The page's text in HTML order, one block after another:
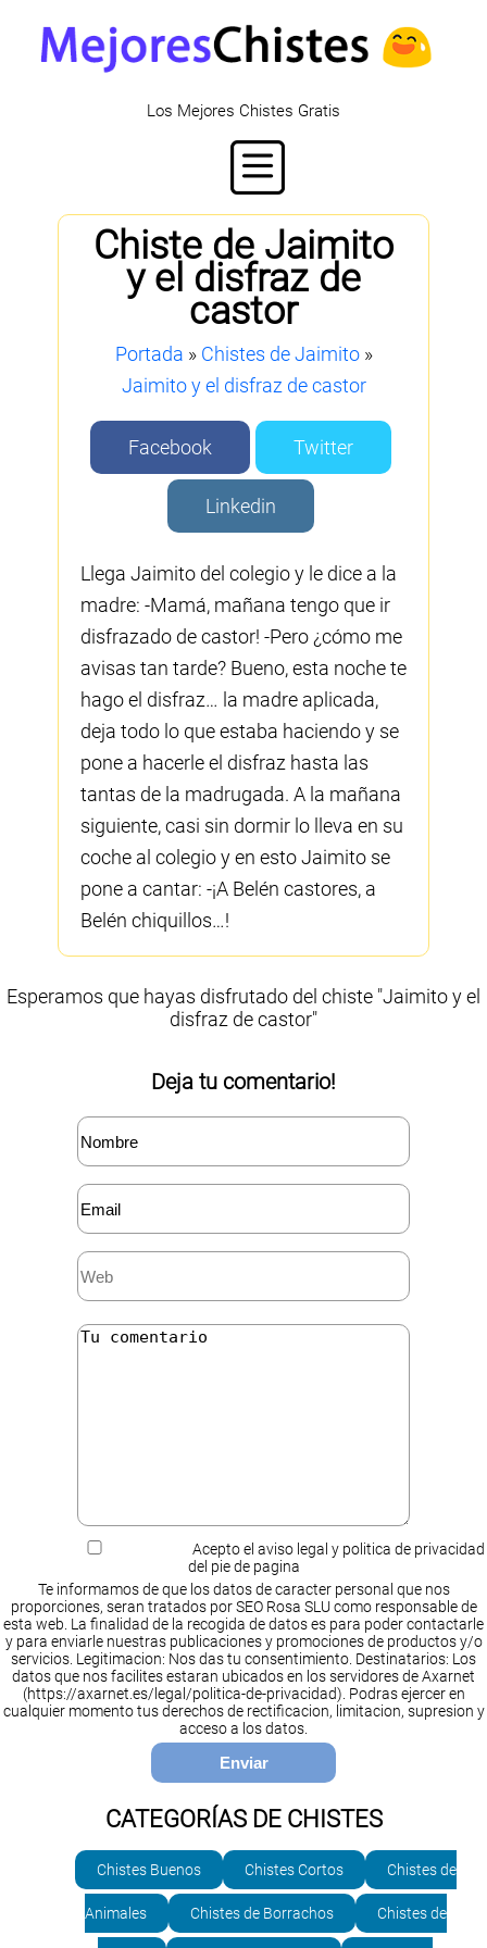
Los Mejores Chistes Gratis
Chiste de Jaimito
y el disfraz de
castor
Portada » Chistes de Jaimito»
Jaimito y el disfraz de castor
Facebook Twitter
Linkedin
Llega Jaimito del colegio y le dice a la
madre: -Mamá, mañana tengo que ir
disfrazado de castor! -Pero ¿cómo me
avisas tan tarde? Bueno, esta noche te
hago el disfraz… la madre aplicada,
deja todo lo que estaba haciendo y se
pone a hacerle el disfraz hasta las
tantas de la madrugada. A la mañana
siguiente, casi sin dormir lo lleva en su
coche al colegio y en esto Jaimito se
pone a cantar: -¡A Belén castores, a
Belén chiquillos…!
Esperamos que hayas disfrutado del chiste "Jaimito y el
disfraz de castor"
Deja tu comentario!
Acepto el aviso legal y politica de privacidad
del pie de pagina
Te informamos de que los datos de caracter personal que nos
proporciones, seran tratados por SEO Rosa SLU como responsable de
esta web. La finalidad de la recogida de datos es para poder contactarle
y para enviarle nuestras publicaciones y promociones de productos y/o
servicios. Legitimacion: Nos das tu consentimiento. Destinatarios: Los
datos que nos facilites estaran ubicados en los servidores de Axarnet
(https://axarnet.es/legal/politica-de-privacidad). Podras ejercer en
cualquier momento tus derechos de rectificacion, limitacion, supresion y
acceso a los datos.
CATEGORÍAS DE CHISTES
Chistes Buenos Chistes Cortos Chistes de
Animales Chistes de Borrachos Chistes de